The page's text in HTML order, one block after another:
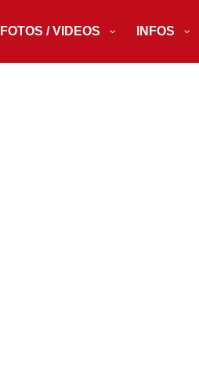
FOTOS / VIDEOS INFOS